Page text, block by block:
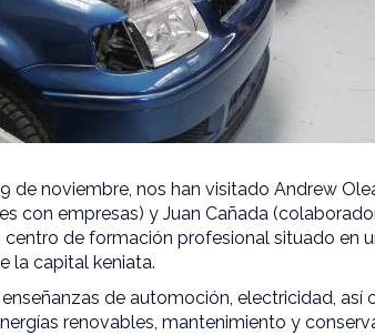
de noviembre, nos han visitado Andrew
con empresas) y Juan Cañada
de formación profesional situado en
la capital keniata.
de automoción, electricidad, así
renovables, mantenimiento y